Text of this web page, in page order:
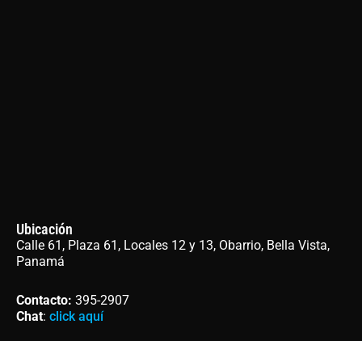
Ubicación
Calle 61, Plaza 61, Locales 12 y 13, Obarrio, Bella Vista,
Panamá
Contacto: 395-2907
Chat: click aquí